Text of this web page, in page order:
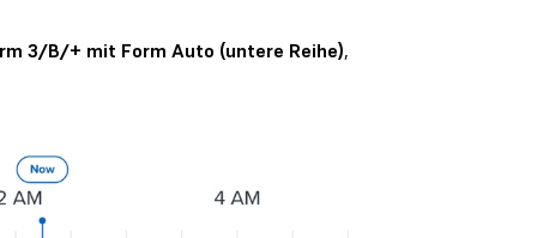
3/B/+ mit Form Auto (untere Reihe),